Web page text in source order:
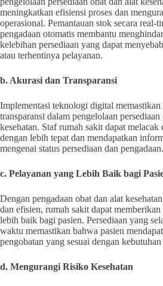
meningkatkan efisiensi proses dan
operasional. Pemantauan stok secara real-
pengadaan otomatis membantu
kelebihan persediaan yang dapat
atau terhentinya pelayanan.
b. Akurasi dan Transparansi
Implementasi teknologi digital memastikan
transparansi dalam pengelolaan persediaan
kesehatan. Staf rumah sakit dapat melacak
dengan lebih tepat dan mendapatkan
mengenai status persediaan dan pengadaan.
c. Pelayanan yang Lebih Baik bagi
Dengan pengadaan obat dan alat
dan efisien, rumah sakit dapat
lebih baik bagi pasien. Persediaan yang
waktu memastikan bahwa pasien
pengobatan yang sesuai dengan kebutuhan
d. Mengurangi Risiko Kesehatan